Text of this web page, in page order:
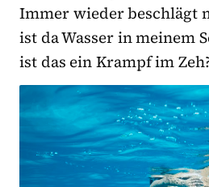
Immer wieder beschlägt
ist da Wasser in meinem
ist das ein Krampf im